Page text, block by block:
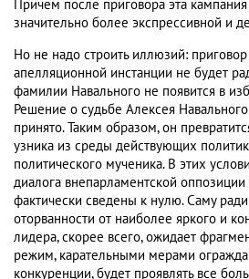
Причем после приговора эта
значительно более экспрессивной и
Но не надо строить иллюзий:
апелляционной инстанции не будет
фамилии Навального не появится в
Решение о судьбе Алексея
принято. Таким образом, он
узника из среды действующих
политического мученика. В этих
диалога внепарламентской оппозиции
фактически сведены к нулю. Саму
оторванности от наиболее яркого и
лидера, скорее всего, ожидает
режим, карательными мерами
конкуренции, будет проявлять все